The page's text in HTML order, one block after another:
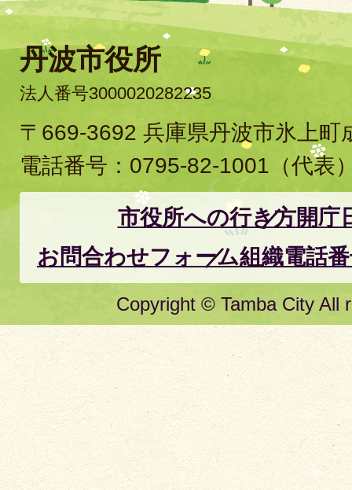
丹波市役所
法人番号3000020282235
〒669-3692 兵庫県丹波市氷上町
電話番号： 0795-82-1001 （代表
市役所への行き方開庁
お問合わせフォーム組織電話
Copyright © Tamba City All